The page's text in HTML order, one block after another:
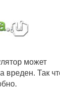
может
вреден. Так